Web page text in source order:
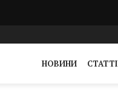
НОВИНИ СТАТТІ